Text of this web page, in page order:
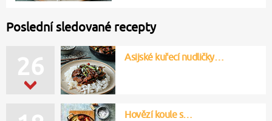
Poslední sledované recepty
25 Asijské kuřecí nudličky…
Hovězí koule s…